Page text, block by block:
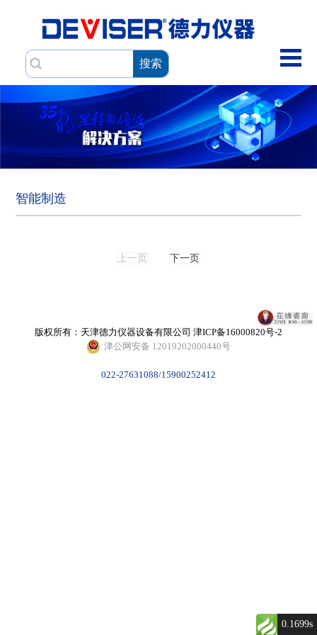
搜索
智能制造
上一页 下一页
版权所有：天津德力仪器设备有限公司 津ICP备16000820号-2
津公网安备 12019202000440号
022-27631088/15900252412
0.1699s